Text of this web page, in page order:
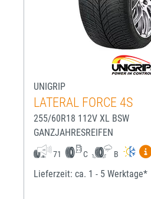
UNIGRIP
LATERAL FORCE 4S
255/60R18 112V XL BSW
GANZJAHRESREIFEN
71 C B
Lieferzeit: ca. 1 - 5 Werktage*